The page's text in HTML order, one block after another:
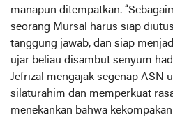
manapun ditempatkan.
seorang Mursal harus siap
tanggung jawab, dan siap
ujar beliau disambut senyum
Jefrizal mengajak segenap ASN
silaturahim dan memperkuat
menekankan bahwa